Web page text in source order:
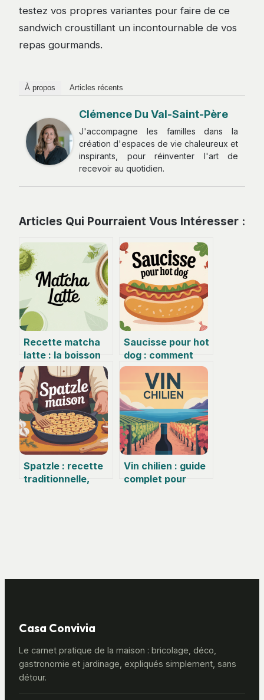
testez vos propres variantes pour faire de ce
sandwich croustillant un incontournable de vos
repas gourmands.
À propos Articles récents
Clémence Du Val-Saint-Père
J'accompagne les familles dans la
création d'espaces de vie chaleureux et
inspirants, pour réinventer l'art de
recevoir au quotidien.
Articles Qui Pourraient Vous Intéresser :
Recette matcha
latte : la boisson
réconfortante qui
fait du bien
Saucisse pour hot
dog : comment
choisir la meilleure
pour vos recettes
Spatzle : recette
traditionnelle,
Vin chilien : guide
complet pour
Casa Convivia
Le carnet pratique de la maison : bricolage, déco,
gastronomie et jardinage, expliqués simplement, sans
détour.